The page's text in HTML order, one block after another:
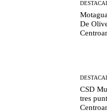
De
CSD
tres